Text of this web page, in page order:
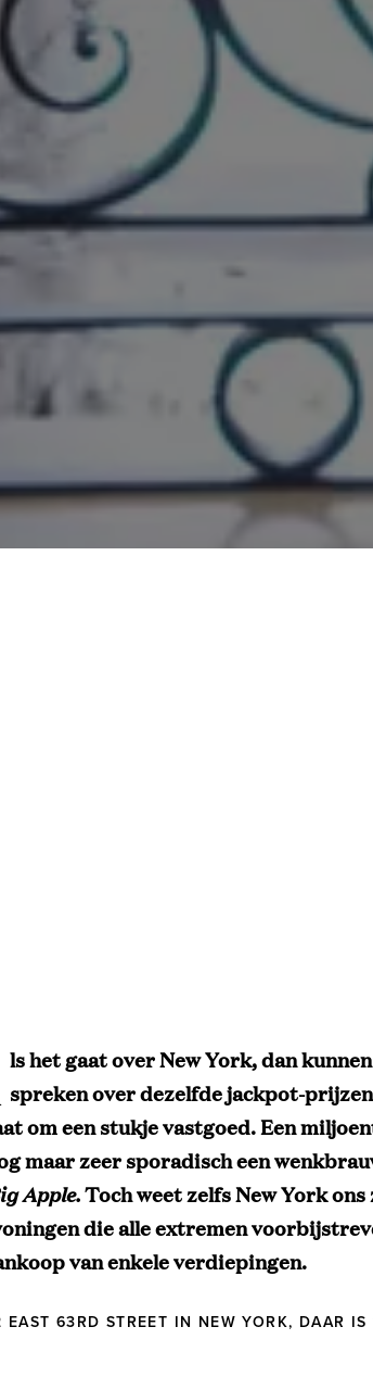
ls het gaat over New York, dan
spreken over dezelfde jackpot-
om een stukje vastgoed. Een
maar zeer sporadisch een
Apple.Toch weet zelfs New York
die alle extremen
van enkele verdiepingen.
EAST 63RD STREET IN NEW YORK, DAAR IS